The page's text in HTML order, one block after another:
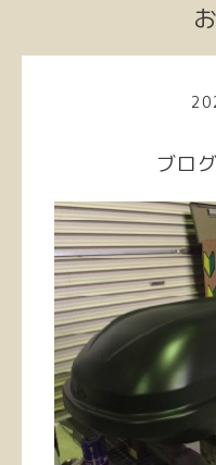
ブロ